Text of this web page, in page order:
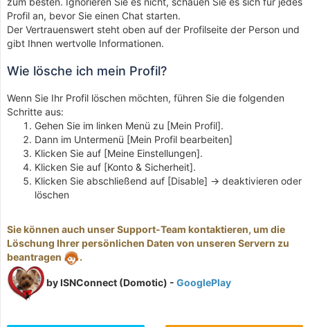
Profil an, bevor Sie einen Chat starten.
Der Vertrauenswert steht oben auf der Profilseite der Person und
gibt Ihnen wertvolle Informationen.
Wie lösche ich mein Profil?
Wenn Sie Ihr Profil löschen möchten, führen Sie die folgenden
Schritte aus:
Gehen Sie im linken Menü zu [Mein Profil].
Dann im Untermenü [Mein Profil bearbeiten]
Klicken Sie auf [Meine Einstellungen].
Klicken Sie auf [Konto & Sicherheit].
Klicken Sie abschließend auf [Disable] -> deaktivieren oder
löschen
Sie können auch unser Support-Team kontaktieren, um die
Löschung Ihrer persönlichen Daten von unseren Servern zu
beantragen
.
by ISNConnect (Domotic) - GooglePlay